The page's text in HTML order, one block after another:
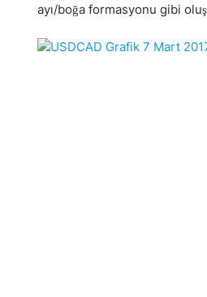
ayı/boğa formasyonu gibi